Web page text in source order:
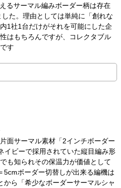
るサーマル編みボーダー柄は存在
た。理由としては単純に「創れな
1社1台だけがそれを可能にした企
はもちろんですが、コレクタブル
す
面サーマル素材「2インチボーダー
イビーで採用されていた縦目編み形
も知られその保温力が価値として
5cmボーダー切替しが出来る編機は
から「希少なボーダーサーマルシャ